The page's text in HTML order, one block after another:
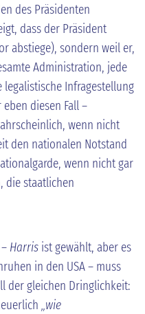
des Präsidenten
dass der Präsident
abstiege), sondern weil er,
Administration, jede
Infragestellung
diesen Fall –
wenn nicht
den nationalen Notstand
wenn nicht gar
die staatlichen
Harris ist gewählt, aber es
in den USA – muss
der gleichen Dringlichkeit:
„wie